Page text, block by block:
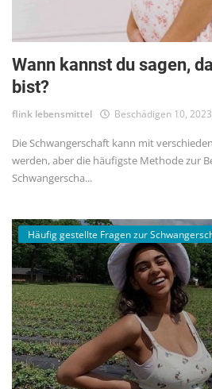
Wann kannst du sagen,
bist?
flink lebensmittel Beschädigen 10, 2023
Die Schwangerschaft kann mit
werden, aber die häufigste Methode zur
Schwangerscha...
Häufig gestellte Fragen zur